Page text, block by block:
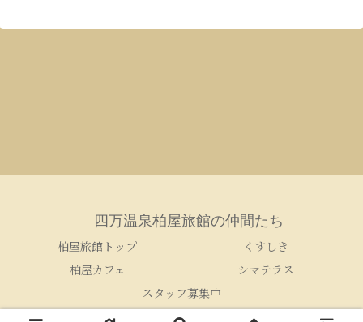
四万温泉柏屋旅館の仲間たち
柏屋旅館トップ
くすしき
柏屋カフェ
シマテラス
スタッフ募集中